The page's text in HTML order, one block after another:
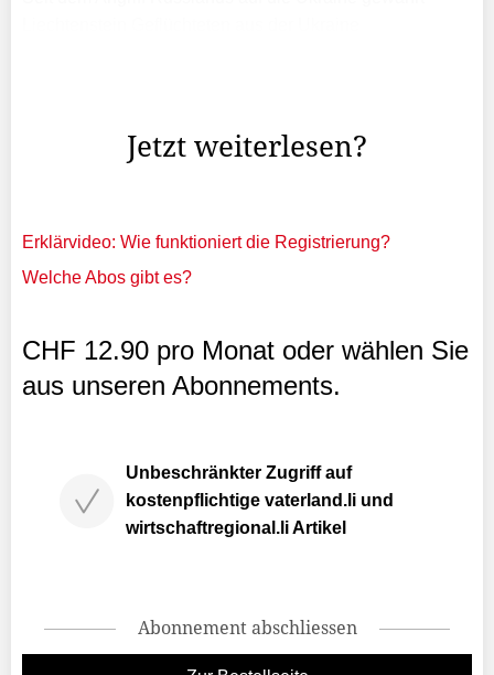
Jetzt weiterlesen?
Erklärvideo: Wie funktioniert die Registrierung?
Welche Abos gibt es?
CHF 12.90 pro Monat oder wählen Sie
aus unseren Abonnements.
Unbeschränkter Zugriff auf
kostenpflichtige vaterland.li und
wirtschaftregional.li Artikel
Abonnement abschliessen